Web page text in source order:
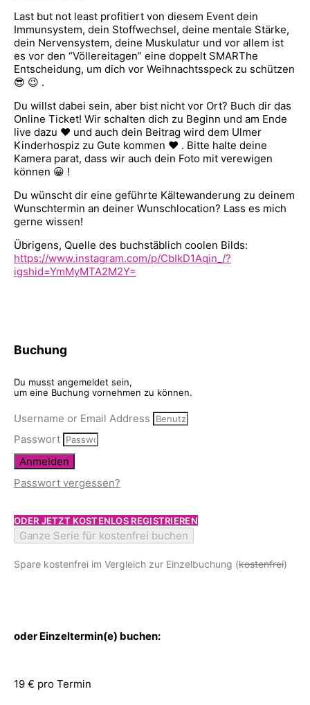
Last but not least profitiert von diesem Event dein
Immunsystem, dein Stoffwechsel, deine mentale Stärke,
dein Nervensystem, deine Muskulatur und vor allem ist
es vor den “Völlereitagen” eine doppelt SMARThe
Entscheidung, um dich vor Weihnachtsspeck zu schützen
😎 😉 .
Du willst dabei sein, aber bist nicht vor Ort? Buch dir das
Online Ticket! Wir schalten dich zu Beginn und am Ende
live dazu ♥ und auch dein Beitrag wird dem Ulmer
Kinderhospiz zu Gute kommen ♥ . Bitte halte deine
Kamera parat, dass wir auch dein Foto mit verewigen
können 😀 !
Du wünscht dir eine geführte Kältewanderung zu deinem
Wunschtermin an deiner Wunschlocation? Lass es mich
gerne wissen!
Übrigens, Quelle des buchstäblich coolen Bilds:
https://www.instagram.com/p/CbIkD1Aqin_/?
igshid=YmMyMTA2M2Y=
Buchung
Du musst angemeldet sein,
um eine Buchung vornehmen zu können.
Username or Email Address
Passwort
Anmelden
Passwort vergessen?
ODER JETZT KOSTENLOS REGISTRIEREN
Ganze Serie für kostenfrei buchen
Spare kostenfrei im Vergleich zur Einzelbuchung (kostenfrei)
oder Einzeltermin(e) buchen:
19 € pro Termin